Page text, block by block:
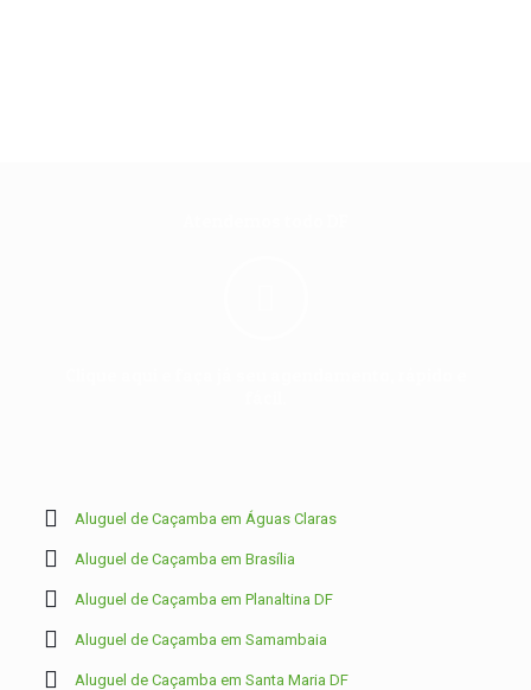
Aluguel de Caçamba em Águas Claras
Aluguel de Caçamba em Brasília
Aluguel de Caçamba em Planaltina DF
Aluguel de Caçamba em Samambaia
Aluguel de Caçamba em Santa Maria DF